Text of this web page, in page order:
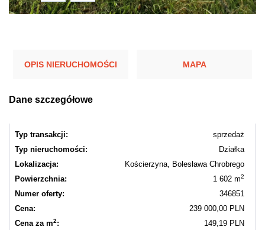
OPIS NIERUCHOMOŚCI MAPA
Dane szczegółowe
Typ transakcji:
sprzedaż
Typ nieruchomości:
Działka
Lokalizacja:
Kościerzyna, Bolesława Chrobrego
Powierzchnia:
1 602 m2
Numer oferty:
346851
Cena:
239 000,00 PLN
Cena za m2: 149,19 PLN